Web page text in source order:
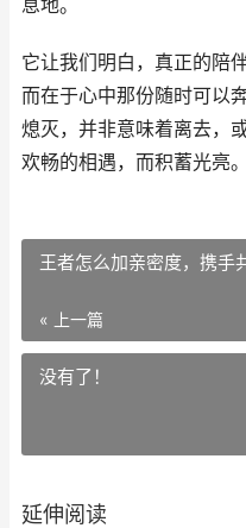
息地。
它让我们明白，真正的陪
而在于心中那份随时可以
熄灭，并非意味着离去，
欢畅的相遇，而积蓄光亮。
王者怎么加亲密度，携手
« 上一篇
没有了！
延伸阅读